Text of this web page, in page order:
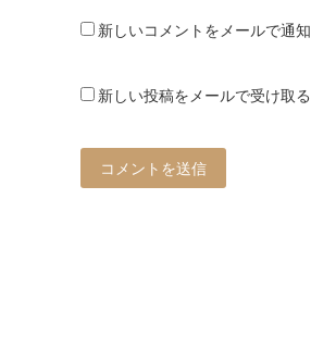
新しいコメントをメールで通知
新しい投稿をメールで受け取る